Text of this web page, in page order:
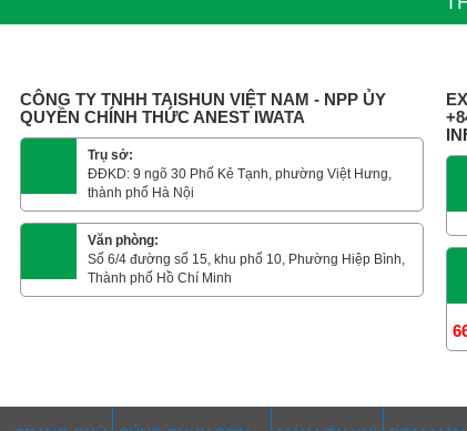
CÔNG TY TNHH TAISHUN VIỆT NAM - NPP ỦY
QUYỀN CHÍNH THỨC ANEST IWATA
Trụ sở:
ĐĐKD: 9 ngõ 30 Phố Kẻ Tạnh, phường Việt Hưng,
thành phố Hà Nội
Văn phòng:
Số 6/4 đường số 15, khu phố 10, Phường Hiệp Bình,
Thành phố Hồ Chí Minh